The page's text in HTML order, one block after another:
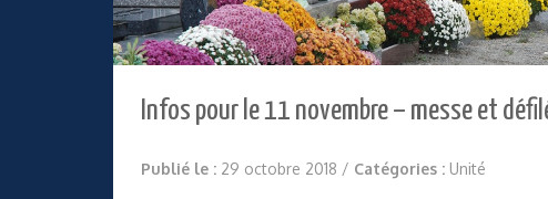
Infos pour le 11 novembre – messe et
Publié le : 29 octobre 2018 / Catégories : Unité